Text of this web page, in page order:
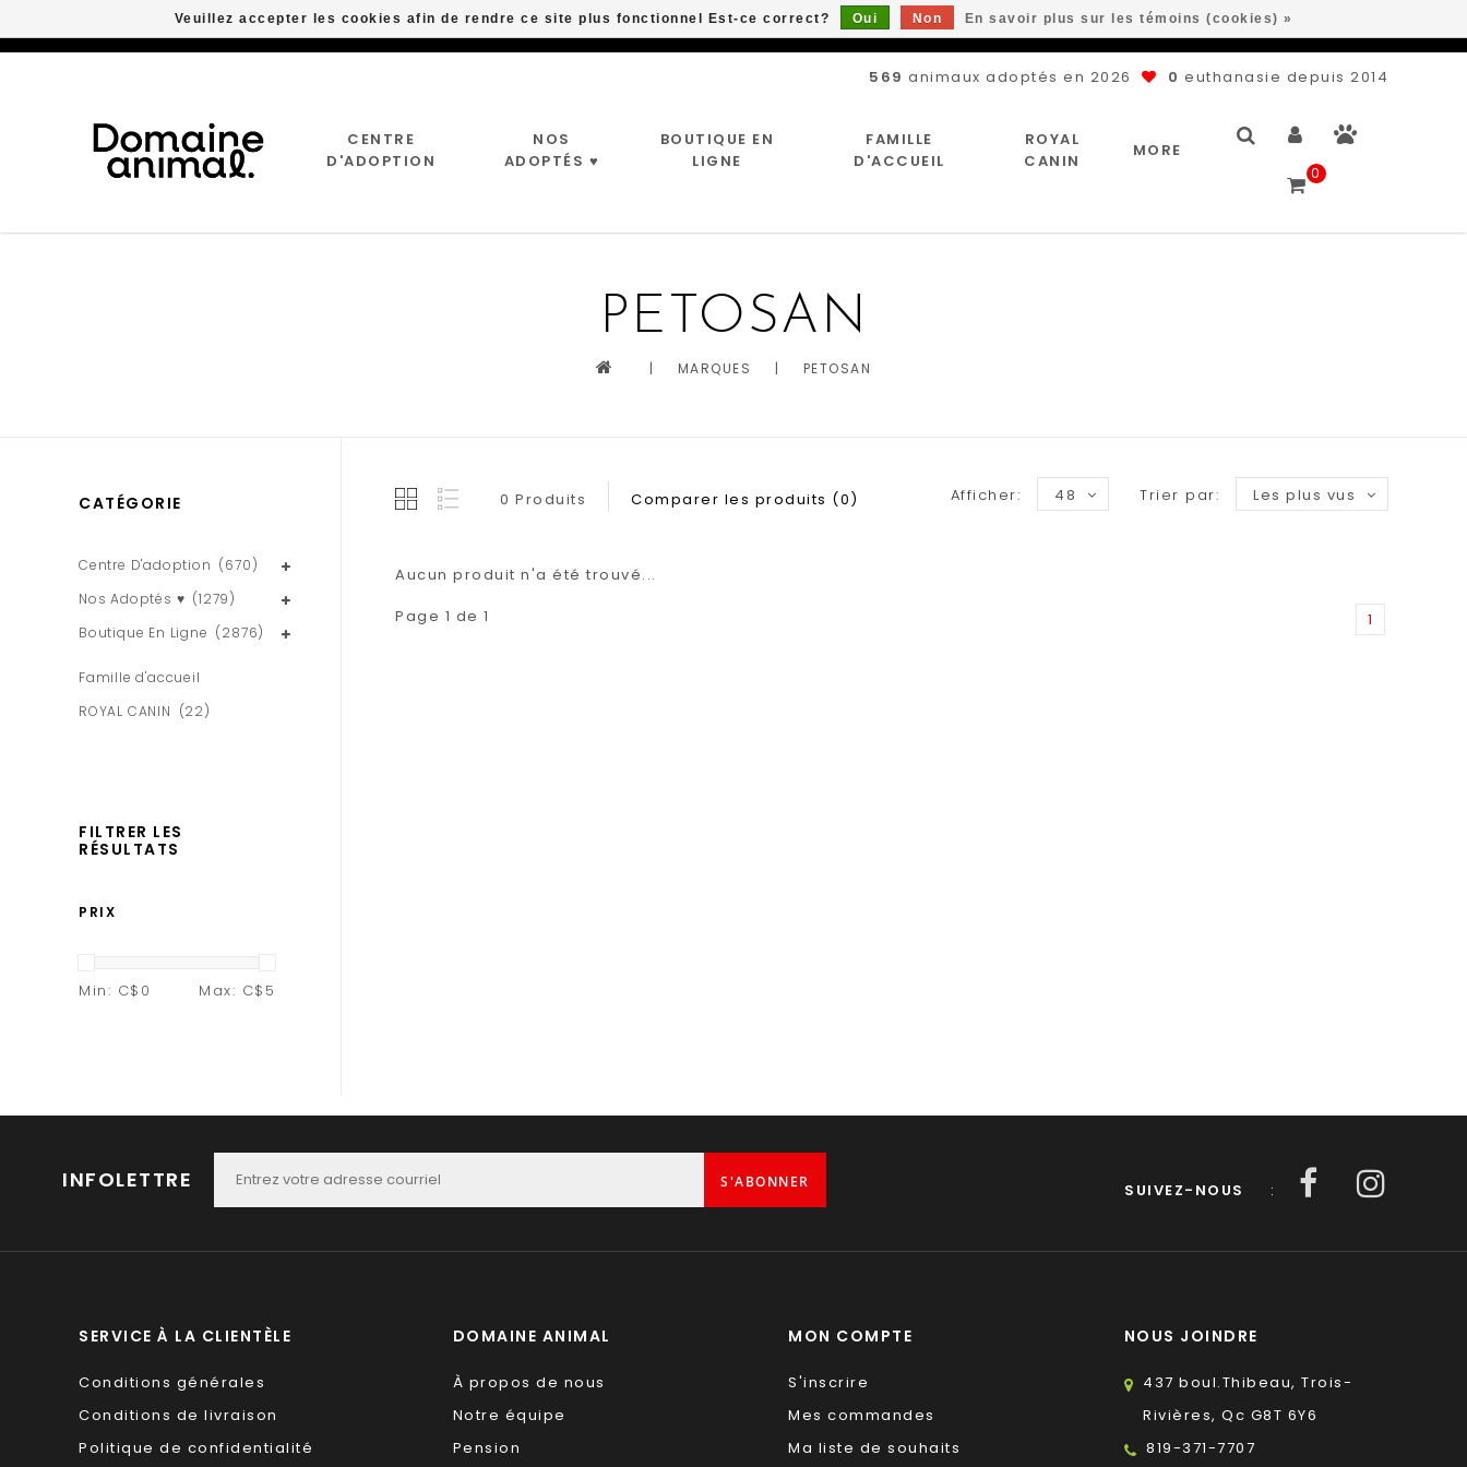
569 animaux adoptés en 2026 0 euthanasie depuis 2014
CENTRE
D'ADOPTION
NOS
ADOPTÉS ♥
BOUTIQUE EN
LIGNE
FAMILLE
D'ACCUEIL
ROYAL
CANIN
MORE
0
PETOSAN
| MARQUES | PETOSAN
CATÉGORIE
Centre D'adoption (670)
Nos Adoptés ♥ (1279)
Boutique En Ligne (2876)
Famille d'accueil
ROYAL CANIN (22)
FILTRER LES
RÉSULTATS
PRIX
Min: C$ 0 Max: C$ 5
0 Produits Comparer les produits (0) Trier par: Les plus vus
Afficher: 48
Aucun produit n'a été trouvé...
Page 1 de 1
1
INFOLETTRE S'ABONNER SUIVEZ-NOUS :
SERVICE À LA CLIENTÈLE
Conditions générales
Conditions de livraison
Politique de confidentialité
DOMAINE ANIMAL
À propos de nous
Notre équipe
Pension
MON COMPTE
S'inscrire
Mes commandes
Ma liste de souhaits
NOUS JOINDRE
437 boul.Thibeau, Trois-
Rivières, Qc G8T 6Y6
819-371-7707
Veuillez accepter les cookies afin de rendre ce site plus fonctionnel Est-ce correct? Oui Non En savoir plus sur les témoins (cookies) »
Livraison gratuite à partir de 89$*